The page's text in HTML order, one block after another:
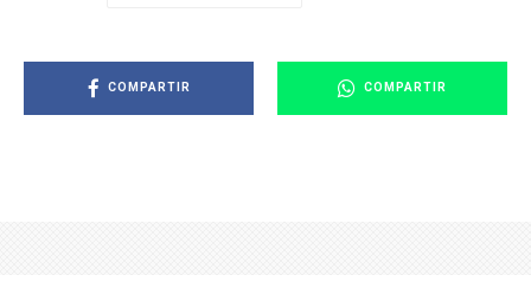
COMPARTIR COMPARTIR